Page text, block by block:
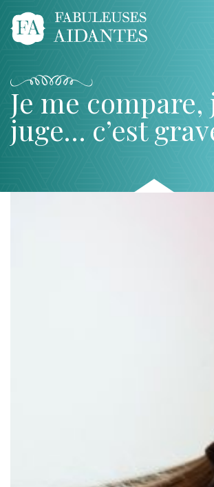
Je me compare,
juge… c’est